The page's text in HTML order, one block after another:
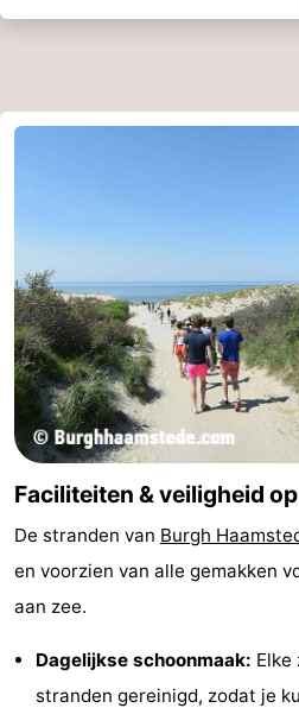
Faciliteiten & veiligheid
De stranden van Burgh
en voorzien van alle gemakken
aan zee.
Dagelijkse schoonmaak: Elke
stranden gereinigd, zodat je